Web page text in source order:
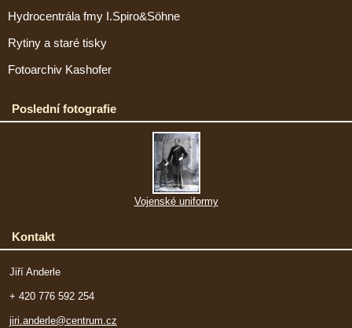
Hydrocentrála fmy I.Spiro&Söhne
Rytiny a staré tisky
Fotoarchiv Kashofer
Poslední fotografie
Vojenské uniformy
Kontakt
Jiří Anderle
+ 420 776 592 254
jiri.anderle@centrum.cz